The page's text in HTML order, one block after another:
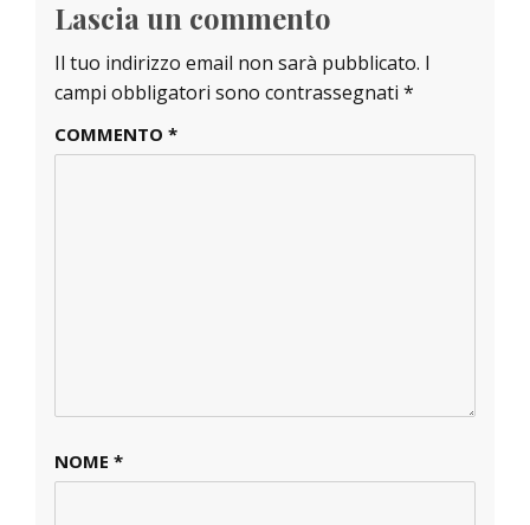
Lascia un commento
Il tuo indirizzo email non sarà pubblicato. I
campi obbligatori sono contrassegnati *
COMMENTO *
NOME *